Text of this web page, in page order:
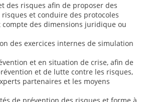
des risques afin de proposer des
et conduire des protocoles
compte des dimensions juridique ou
des exercices internes de simulation
et en situation de crise, afin de
et de lutte contre les risques,
partenaires et les moyens